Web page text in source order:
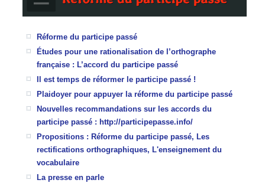
Réforme du participe passé
Études pour une rationalisation de l’orthographe
française : L’accord du participe passé
Il est temps de réformer le participe passé !
Plaidoyer pour appuyer la réforme du participe passé
Nouvelles recommandations sur les accords du
participe passé : http://participepasse.info/
Propositions : Réforme du participe passé, Les
rectifications orthographiques, L'enseignement du
vocabulaire
La presse en parle